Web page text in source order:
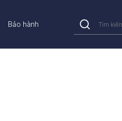
Bảo hành